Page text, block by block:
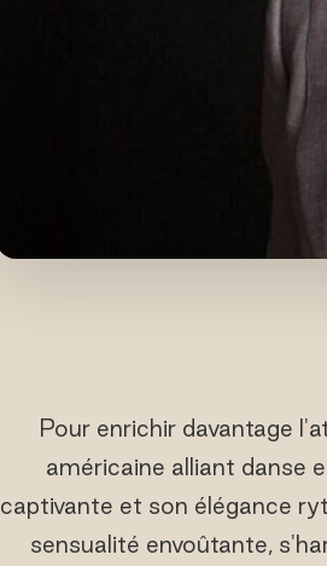
Pour enrichir davantage
américaine alliant danse
captivante et son élégance
sensualité envoûtante,